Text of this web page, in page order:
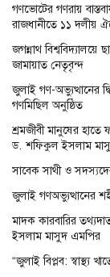
গণভোটের গণরায়
রাজধানীতে ১১ দলীয়
জগন্নাথ বিশ্ববিদ্যালয়ে
জামায়াত নেতৃবৃন্দ
জুলাই গণ-অভ্যুত্থানের
গণমিছিল অনুষ্ঠিত
শ্রমজীবী মানুষের
ড. শফিকুল ইসলাম
সাবেক সাথী ও
জুলাই গণঅভ্যুত্থানের
মাদক কারবারির
ইসলাম মাসুদ এমপির
“জুলাই বিপ্লব: স্বাস্থ্য